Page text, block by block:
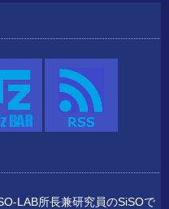
LAB所長兼研究員のSiSOで